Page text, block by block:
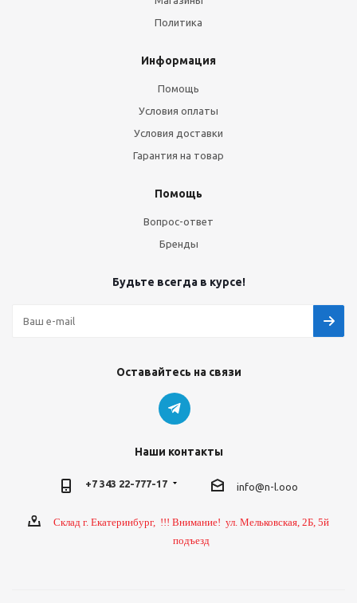
Политика
Информация
Помощь
Условия оплаты
Условия доставки
Гарантия на товар
Помощь
Вопрос-ответ
Бренды
Будьте всегда в курсе!
Оставайтесь на связи
Наши контакты
+7 343 22-777-17 info@n-l.ooo
Склад г. Екатеринбург, !!! Внимание! ул. Мельковская, 2Б, 5й
подъезд